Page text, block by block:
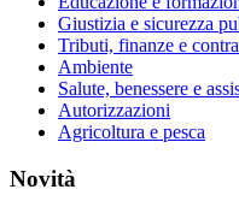
Giustizia e sicurezza
Tributi, finanze e
Ambiente
Salute, benessere e
Autorizzazioni
Agricoltura e pesca
Novità